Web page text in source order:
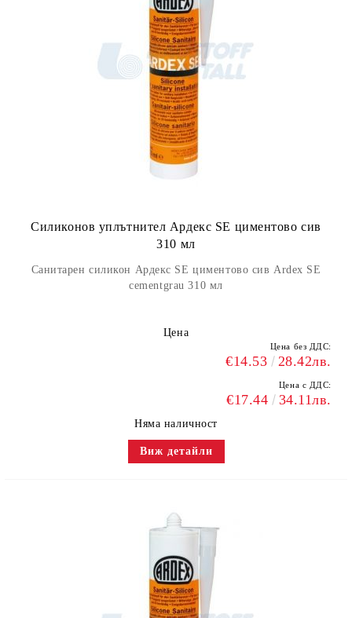
Силиконов уплътнител Ардекс SE циментово сив
310 мл
Санитарен силикон Ардекс SE циментово сив Ardex SE
cementgrau 310 мл
Цена
Цена без ДДС:
€14.53 28.42лв.
Цена с ДДС:
€17.44 34.11лв.
Няма наличност
Виж детайли